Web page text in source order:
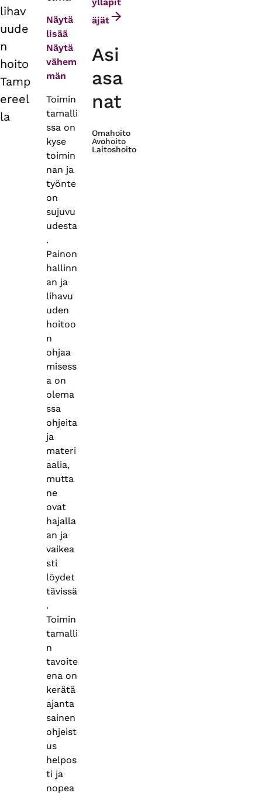
lihav
uude
n
hoito
Tamp
ereel
la
Näytä
lisää
Näytä
vähem
män
Toimin
tamalli
ssa on
kyse
toimin
nan ja
työnte
on
sujuvu
udesta
.
Painon
hallinn
an ja
lihavu
uden
hoitoo
n
ohjaa
misess
a on
olema
ssa
ohjeita
ja
materi
aalia,
mutta
ne
ovat
hajalla
an ja
vaikea
sti
löydet
tävissä
.
Toimin
tamalli
n
tavoite
ena on
kerätä
ajanta
sainen
ohjeist
us
helpos
ti ja
nopea
äjät
Asi
asa
nat
Omahoito
Avohoito
Laitoshoito